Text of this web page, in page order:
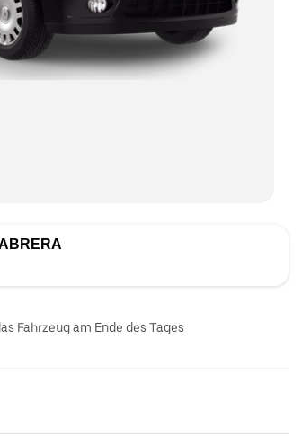
Fahrzeug am Ende des Tages